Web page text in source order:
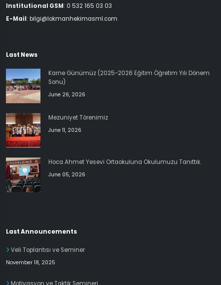
Institutional GSM: 0 532 165 03 03
E-Mail: bilgi@lokmanhekimasml.com
Last News
Karne Günümüz (2025-2026 Eğitim Öğretim Yılı Dönem
Sonu)
June 26, 2026
Mezuniyet Törenimiz
June 11, 2026
Hoca Ahmet Yesevi Ortaokuluna Okulumuzu Tanıttık.
June 05, 2026
Last Announcements
Veli Toplantısı ve Seminer
November 18, 2025
Motivasyon ve Taktik Semineri